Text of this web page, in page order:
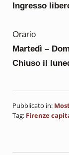
Ingresso
Orario
Martedì –
Chiuso il
Pubblicato in:
Tag: Firenze